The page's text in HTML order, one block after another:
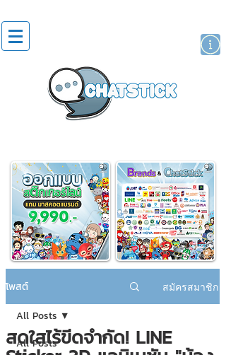
โพสต์ สมัครสมาชิก
All Posts
All Posts
สดใสไร้ขีดจำกัด! LINE